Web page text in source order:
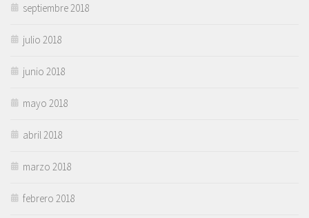
septiembre 2018
julio 2018
junio 2018
mayo 2018
abril 2018
marzo 2018
febrero 2018